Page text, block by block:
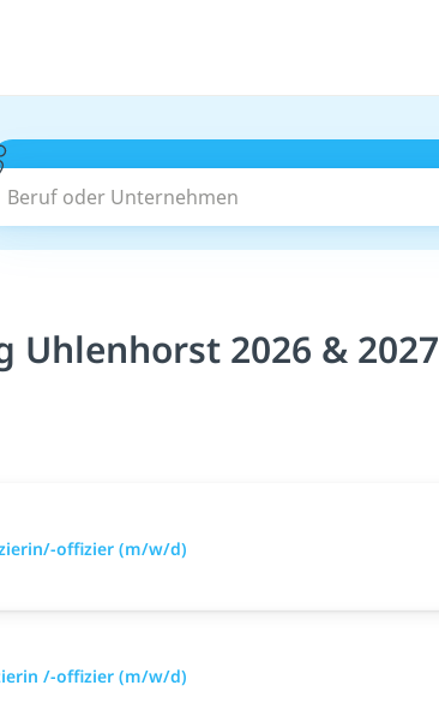
Beruf oder Unternehmen
2026 & 2027
offizier (m/w/d)
/-offizier (m/w/d)